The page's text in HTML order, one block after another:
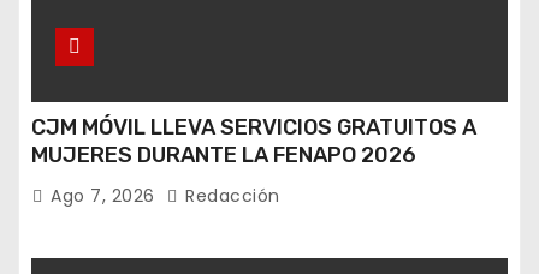
CJM MÓVIL LLEVA SERVICIOS GRATUITOS A
MUJERES DURANTE LA FENAPO 2026
Ago 7, 2026 Redacción